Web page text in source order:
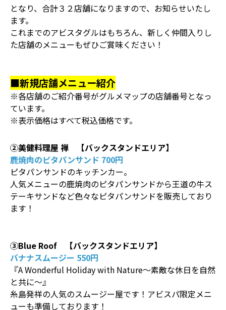
となり、合計３２店舗になりますので、お知らせいたし
ます。
これまでのアビスタグルはもちろん、新しく仲間入りし
た店舗のメニューもぜひご賞味ください！
■新規店舗メニュー紹介
※各店舗のご紹介番号がグルメマップの店舗番号となっ
ています。
※表示価格はすべて税込価格です。
②美健料理屋 禅 【バックスタンドエリア】
鹿焼肉のピタパンサンド 700円
ピタパンサンドのキッチンカー。
人気メニューの鹿焼肉のピタパンサンドから王道の牛ス
テーキサンドなど色々なピタパンサンドを販売しており
ます！
③Blue Roof 【バックスタンドエリア】
バナナスムージー 550円
『A Wonderful Holiday with Nature〜素敵な休日を自然
と共に〜』
糸島発祥の人気のスムージー屋です！アビスパ限定メニ
ューも準備しております！